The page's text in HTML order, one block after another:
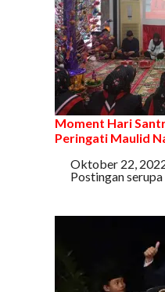
Moment Hari
Peringati Maulid
Tanggal
Oktober 22,
Sehubungan dengan
Postingan serupa